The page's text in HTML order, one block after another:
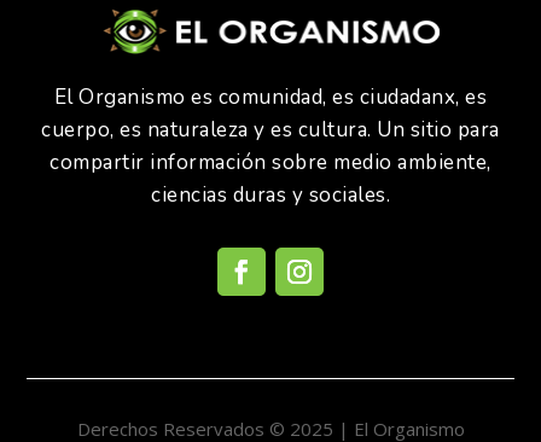
El Organismo es comunidad, es ciudadanx, es
cuerpo, es naturaleza y es cultura. Un sitio para
compartir información sobre medio ambiente,
ciencias duras y sociales.
Derechos Reservados © 2025 | El Organismo